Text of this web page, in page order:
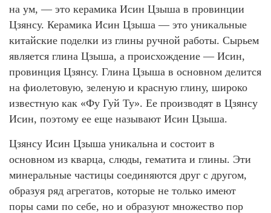
на ум, — это керамика Исин Цзыша в провинции
Цзянсу. Керамика Исин Цзыша — это уникальные
китайские поделки из глины ручной работы. Сырьем
является глина Цзыша, а происхождение — Исин,
провинция Цзянсу. Глина Цзыша в основном делится
на фиолетовую, зеленую и красную глину, широко
известную как «Фу Гуй Ту». Ее производят в Цзянсу
Исин, поэтому ее еще называют Исин Цзыша.
Цзянсу Исин Цзыша уникальна и состоит в
основном из кварца, слюды, гематита и глины. Эти
минеральные частицы соединяются друг с другом,
образуя ряд агрегатов, которые не только имеют
поры сами по себе, но и образуют множество пор